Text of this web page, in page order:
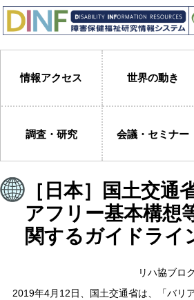
情報アクセス 世界の動き
調査・研究 会議・セミナー
［日本］国土交通
アフリー基本構想
関するガイドライ
リハ協ブロ
2019年4月12日、国土交通省は、「バリ